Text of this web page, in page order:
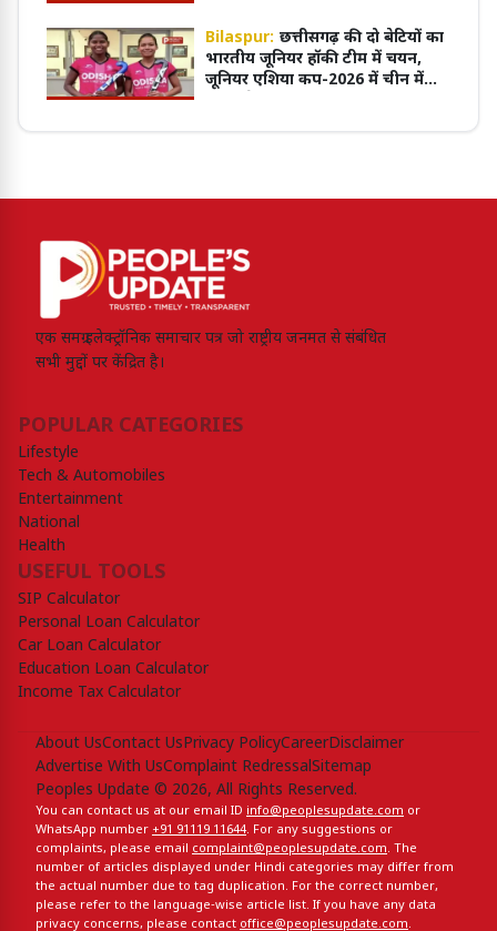
Bilaspur: छत्तीसगढ़ की दो बेटियों का
भारतीय जूनियर हॉकी टीम में चयन,
जूनियर एशिया कप-2026 में चीन में
एक समग्र इलेक्ट्रॉनिक समाचार पत्र जो राष्ट्रीय जनमत से संबंधित
सभी मुद्दों पर केंद्रित है।
POPULAR CATEGORIES
Lifestyle
Tech & Automobiles
Entertainment
National
Health
USEFUL TOOLS
SIP Calculator
Personal Loan Calculator
Car Loan Calculator
Education Loan Calculator
Income Tax Calculator
About UsContact UsPrivacy PolicyCareerDisclaimer
Advertise With UsComplaint RedressalSitemap
Peoples Update © 2026, All Rights Reserved.
You can contact us at our email ID info@peoplesupdate.com or
WhatsApp number +91 91119 11644. For any suggestions or
complaints, please email complaint@peoplesupdate.com. The
number of articles displayed under Hindi categories may differ from
the actual number due to tag duplication. For the correct number,
please refer to the language-wise article list. If you have any data
privacy concerns, please contact office@peoplesupdate.com.